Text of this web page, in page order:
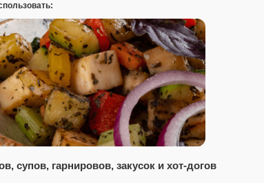
супов, гарнировов, закусок и хот-догов